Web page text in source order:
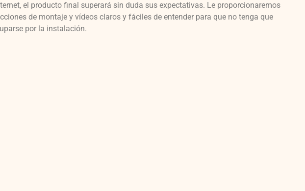
el producto final superará sin duda sus expectativas. Le proporcionaremos
de montaje y vídeos claros y fáciles de entender para que no tenga que
por la instalación.